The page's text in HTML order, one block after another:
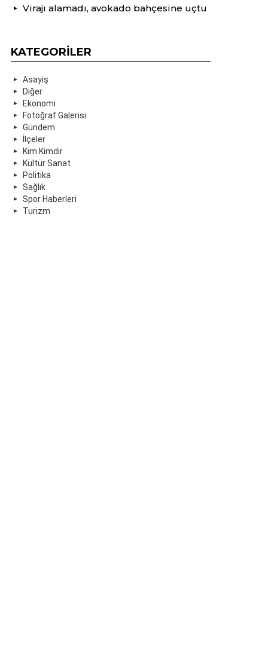
Virajı alamadı, avokado bahçesine uçtu
KATEGORILER
Asayiş
Diğer
Ekonomi
Fotoğraf Galerisi
Gündem
İlçeler
Kim Kimdir
Kültür Sanat
Politika
Sağlık
Spor Haberleri
Turizm